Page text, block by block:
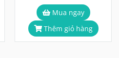
Trọn Vẹn Hơn
Mua ngay
Thêm giỏ hàng